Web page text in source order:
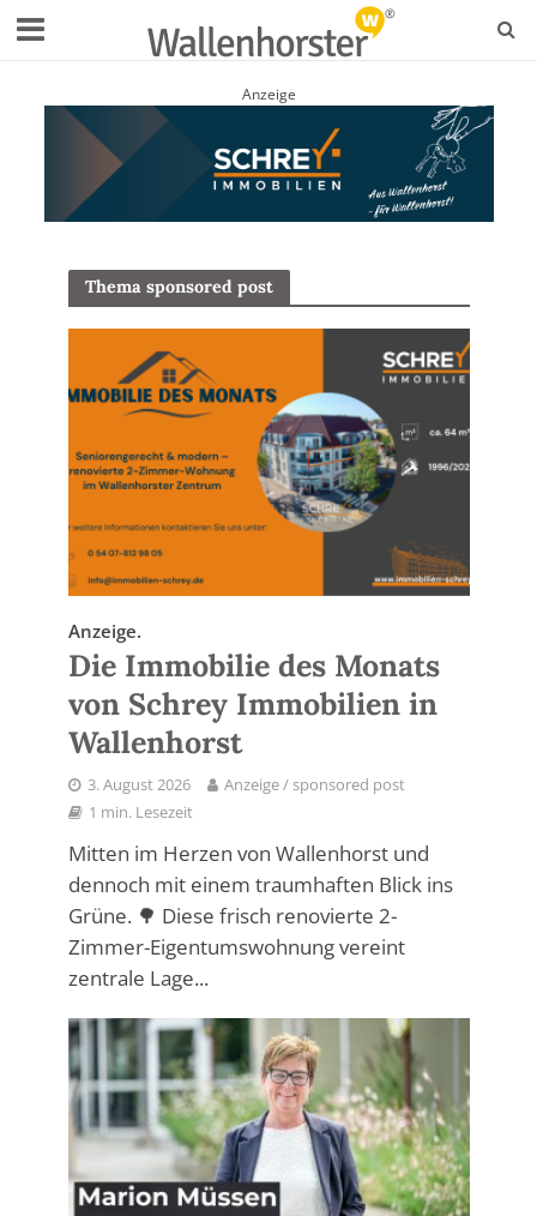
Anzeige
Thema sponsored post
Anzeige.
Die Immobilie des Monats
von Schrey Immobilien in
Wallenhorst
3. August 2026
Anzeige / sponsored post
1 min. Lesezeit
Mitten im Herzen von Wallenhorst und
dennoch mit einem traumhaften Blick ins
Grüne. 🌳 Diese frisch renovierte 2-
Zimmer-Eigentumswohnung vereint
zentrale Lage...